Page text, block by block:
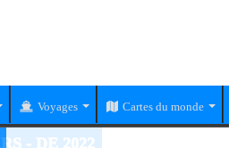
Voyages Cartes du monde